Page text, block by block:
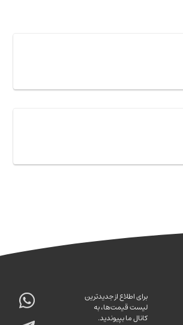
برای اطلاع از جدیدترین
لیست قیمت‌ها، به
کانال ما بپیوندید.